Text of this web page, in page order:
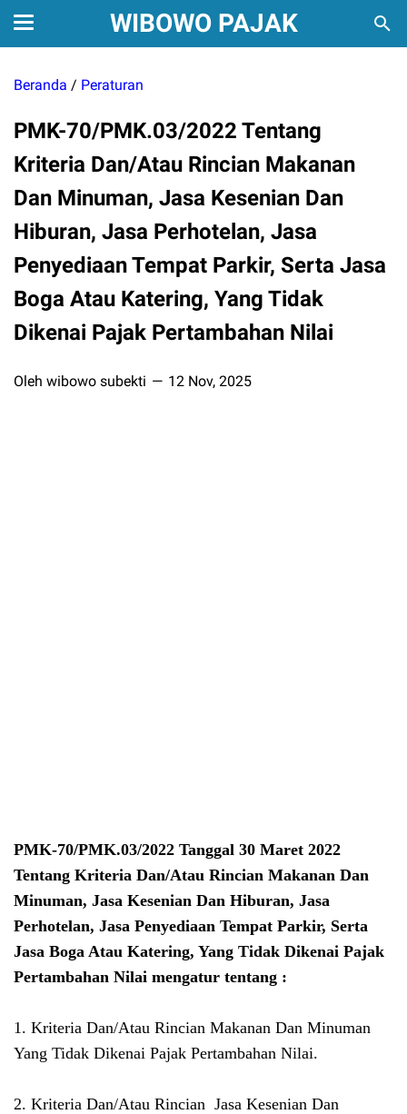
WIBOWO PAJAK
Beranda / Peraturan
PMK-70/PMK.03/2022 Tentang
Kriteria Dan/Atau Rincian Makanan
Dan Minuman, Jasa Kesenian Dan
Hiburan, Jasa Perhotelan, Jasa
Penyediaan Tempat Parkir, Serta Jasa
Boga Atau Katering, Yang Tidak
Dikenai Pajak Pertambahan Nilai
Oleh wibowo subekti 12 Nov, 2025
PMK-70/PMK.03/2022 Tanggal 30 Maret 2022
Tentang Kriteria Dan/Atau Rincian Makanan Dan
Minuman, Jasa Kesenian Dan Hiburan, Jasa
Perhotelan, Jasa Penyediaan Tempat Parkir, Serta
Jasa Boga Atau Katering, Yang Tidak Dikenai Pajak
Pertambahan Nilai mengatur tentang :
1. Kriteria Dan/Atau Rincian Makanan Dan Minuman
Yang Tidak Dikenai Pajak Pertambahan Nilai.
2. Kriteria Dan/Atau Rincian Jasa Kesenian Dan